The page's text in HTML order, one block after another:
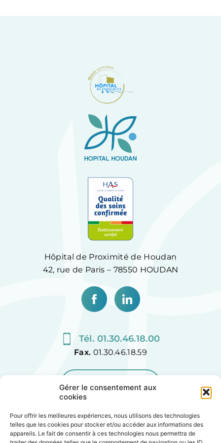
Gérer le consentement aux
cookies
Pour offrir les meilleures expériences, nous utilisons des technologies
telles que les cookies pour stocker et/ou accéder aux informations des
appareils. Le fait de consentir à ces technologies nous permettra de
Hôpital de Proximité de Houdan
42, rue de Paris – 78550 HOUDAN
Tél. 01.30.46.18.00
Fax. 01.30.46.18.59
CONTACTEZ-NOUS
Plan de site